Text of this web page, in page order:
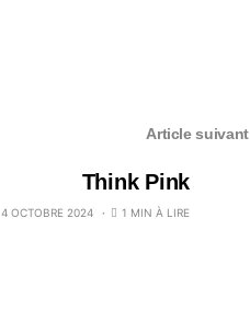
Article suivant
Think Pink
4 OCTOBRE 2024 1 MIN À LIRE